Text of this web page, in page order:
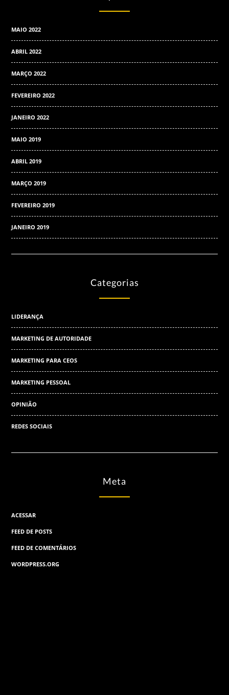
MAIO 2022
ABRIL 2022
MARÇO 2022
FEVEREIRO 2022
JANEIRO 2022
MAIO 2019
ABRIL 2019
MARÇO 2019
FEVEREIRO 2019
JANEIRO 2019
Categorias
LIDERANÇA
MARKETING DE AUTORIDADE
MARKETING PARA CEOS
MARKETING PESSOAL
OPINIÃO
REDES SOCIAIS
Meta
ACESSAR
FEED DE POSTS
FEED DE COMENTÁRIOS
WORDPRESS.ORG